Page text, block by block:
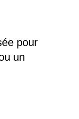
pour
un